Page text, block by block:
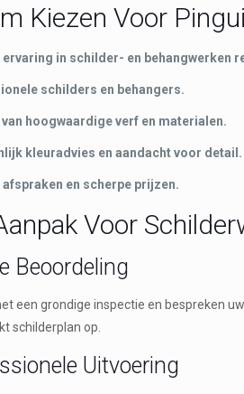
Kiezen Voor
ervaring in schilder- en behangwerken
schilders en behangers.
van hoogwaardige verf en materialen.
kleuradvies en aandacht voor detail.
afspraken en scherpe prijzen.
Voor
Beoordeling
een grondige inspectie en bespreken
schilderplan op.
Uitvoering